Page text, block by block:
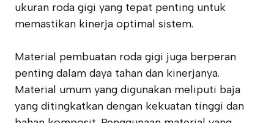
ukuran roda gigi yang tepat penting untuk
memastikan kinerja optimal sistem.
Material pembuatan roda gigi juga berperan
penting dalam daya tahan dan kinerjanya.
Material umum yang digunakan meliputi baja
yang ditingkatkan dengan kekuatan tinggi dan